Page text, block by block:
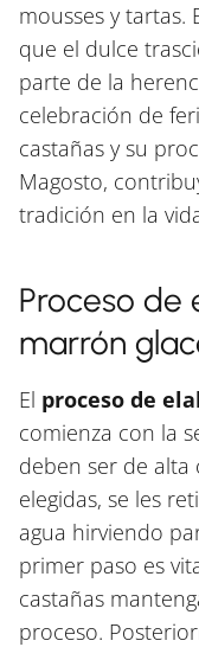
mousses y tartas.
que el dulce
parte de la
celebración de
castañas y su
Magosto,
tradición en la
Proceso de
marrón
El proceso de
comienza con la
deben ser de alta
elegidas, se les
agua hirviendo
primer paso es
castañas
proceso.